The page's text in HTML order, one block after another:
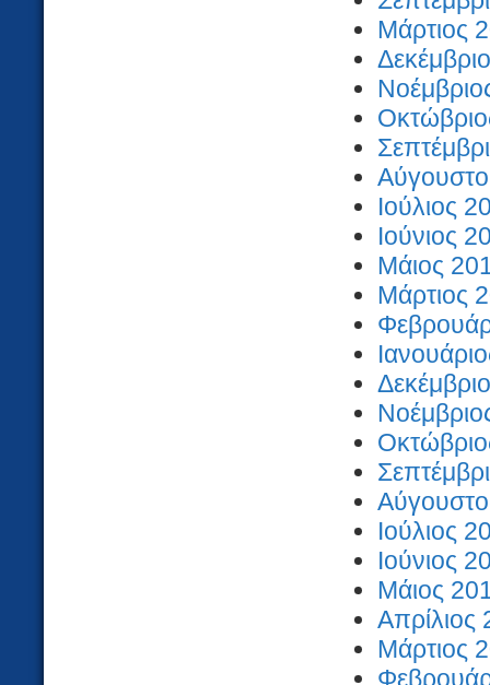
Μάρτιος
Ιούλιος
Ιούνιος
Μάιος
Μάρτιος
Ιούλιος
Ιούνιος
Μάιος
Απρίλιος
Μάρτιος